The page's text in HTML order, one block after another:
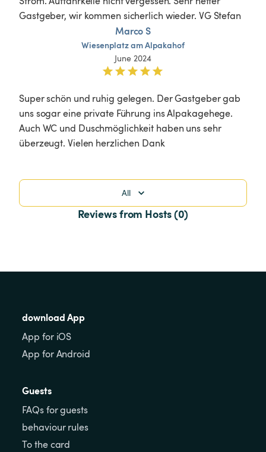
Gastgeber, wir kommen sicherlich wieder. VG Stefan
Marco S
WiesenplatzamAlpakahof
June 2024
Super schön und ruhig gelegen. Der Gastgeber gab
uns sogar eine private Führung ins Alpakagehege.
Auch WC und Duschmöglichkeit haben uns sehr
überzeugt. Vielen herzlichen Dank
All
Reviews from Hosts (0)
download App
App for iOS
App for Android
Guests
FAQs for guests
behaviour rules
To the card